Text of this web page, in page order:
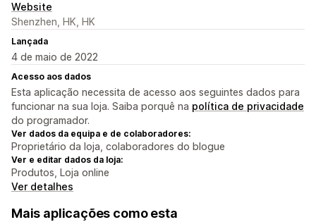
Website
Shenzhen, HK, HK
Lançada
4 de maio de 2022
Acesso aos dados
Esta aplicação necessita de acesso aos seguintes dados para
funcionar na sua loja. Saiba porquê na política de privacidade
do programador.
Ver dados da equipa e de colaboradores:
Proprietário da loja, colaboradores do blogue
Ver e editar dados da loja:
Produtos, Loja online
Ver detalhes
Mais aplicações como esta